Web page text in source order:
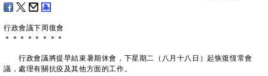
行政會議下周復會
＊ ＊ ＊ ＊ ＊ ＊ ＊ ＊
行政會議將提早結束暑期休會，下星期二（八月十八日）起恢復恆常會
議，處理有關抗疫及其他方面的工作。